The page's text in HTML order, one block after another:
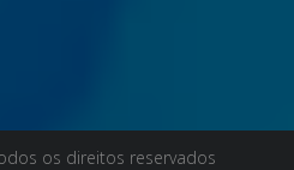
os direitos reservados